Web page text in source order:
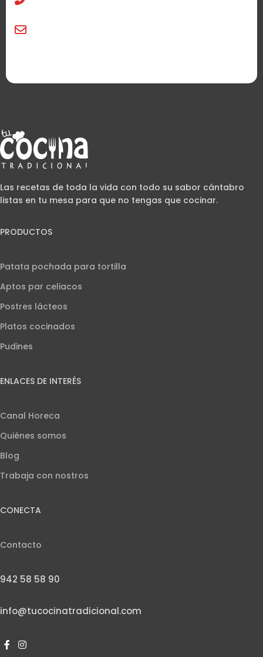
Las recetas de toda la vida con todo su sabor cántabro
listas en tu mesa para que no tengas que cocinar.
PRODUCTOS
Patata pochada para tortilla
Aptos par celiacos
Postres lácteos
Platos cocinados
Pudines
ENLACES DE INTERÉS
Canal Horeca
Quiénes somos
Blog
Trabaja con nostros
CONECTA
Contacto
942 58 58 90
info@tucocinatradicional.com